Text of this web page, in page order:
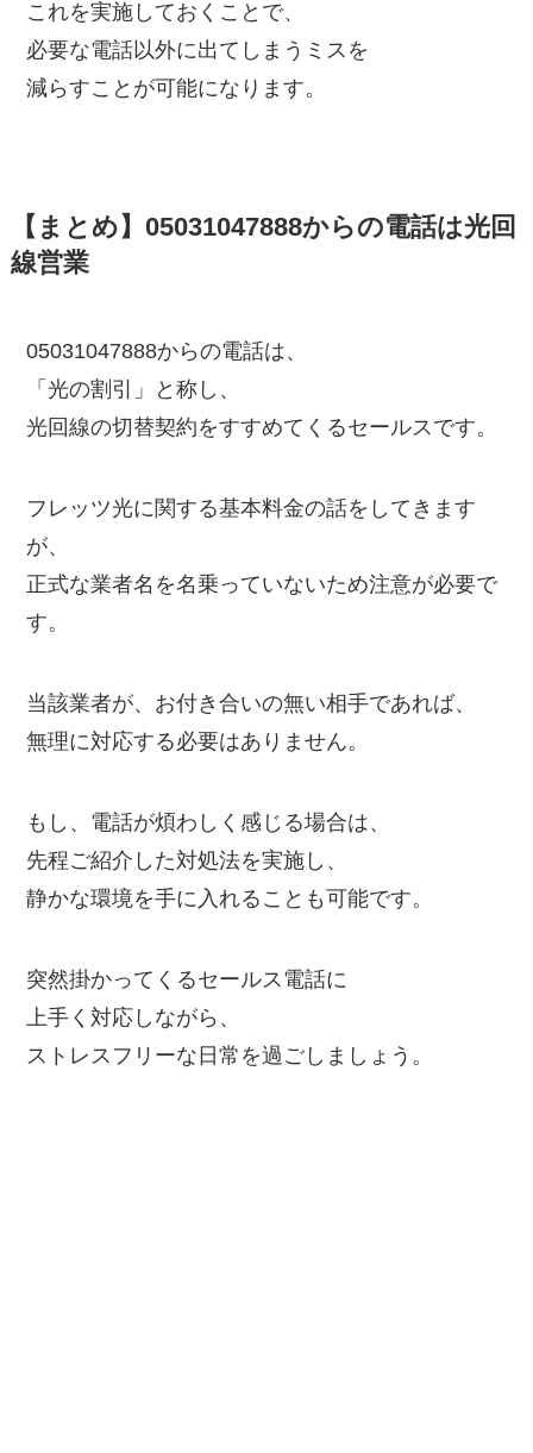
これを実施しておくことで、
必要な電話以外に出てしまうミスを
減らすことが可能になります。
【まとめ】05031047888からの電話は光回
線営業
05031047888からの電話は、
「光の割引」と称し、
光回線の切替契約をすすめてくるセールスです。
フレッツ光に関する基本料金の話をしてきます
が、
正式な業者名を名乗っていないため注意が必要で
す。
当該業者が、お付き合いの無い相手であれば、
無理に対応する必要はありません。
もし、電話が煩わしく感じる場合は、
先程ご紹介した対処法を実施し、
静かな環境を手に入れることも可能です。
突然掛かってくるセールス電話に
上手く対応しながら、
ストレスフリーな日常を過ごしましょう。